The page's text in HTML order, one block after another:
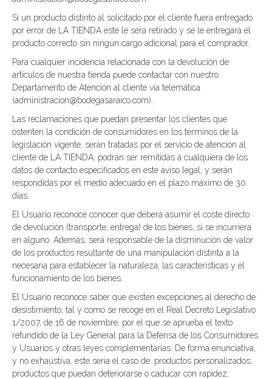
Si un producto distinto al solicitado por el cliente fuera entregado
por error de LA TIENDA éste le será retirado y se le entregará el
producto correcto sin ningún cargo adicional para el comprador.
Para cualquier incidencia relacionada con la devolución de
artículos de nuestra tienda puede contactar con nuestro
Departamento de Atención al cliente vía telemática
(administracion@bodegasaraico.com).
Las reclamaciones que puedan presentar los clientes que
ostenten la condición de consumidores en los términos de la
legislación vigente, serán tratadas por el servicio de atención al
cliente de LA TIENDA; podrán ser remitidas a cualquiera de los
datos de contacto especificados en este aviso legal, y serán
respondidas por el medio adecuado en el plazo máximo de 30
días.
El Usuario reconoce conocer que deberá asumir el coste directo
de devolución (transporte, entrega) de los bienes, si se incurriera
en alguno. Además, será responsable de la disminución de valor
de los productos resultante de una manipulación distinta a la
necesaria para establecer la naturaleza, las características y el
funcionamiento de los bienes.
El Usuario reconoce saber que existen excepciones al derecho de
desistimiento, tal y como se recoge en el Real Decreto Legislativo
1/2007, de 16 de noviembre, por el que se aprueba el texto
refundido de la Ley General para la Defensa de los Consumidores
y Usuarios y otras leyes complementarias. De forma enunciativa,
y no exhaustiva, este sería el caso de: productos personalizados;
productos que puedan deteriorarse o caducar con rapidez;